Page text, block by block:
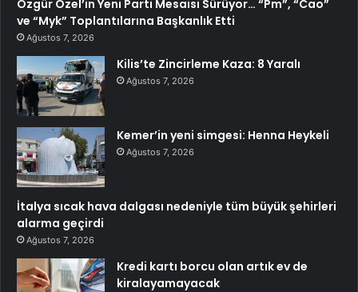
Özgür Özel’in Yeni Parti Mesaisi Sürüyor… “Pm”, “Cao”
ve “Myk” Toplantılarına Başkanlık Etti
Ağustos 7, 2026
Kilis’te Zincirleme Kaza: 8 Yaralı
Ağustos 7, 2026
Kemer’in yeni simgesi: Henna Heykeli
Ağustos 7, 2026
İtalya sıcak hava dalgası nedeniyle tüm büyük şehirleri
alarma geçirdi
Ağustos 7, 2026
Kredi kartı borcu olan artık ev de
kiralayamayacak